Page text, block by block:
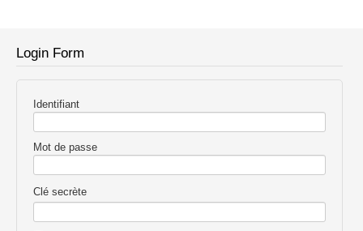
Login Form
Identifiant
Mot de passe
Clé secrète